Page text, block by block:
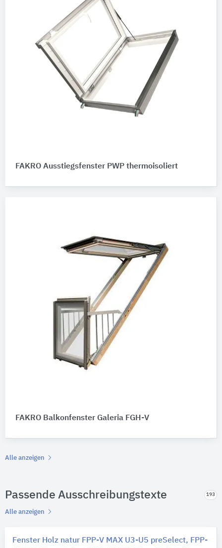
FAKRO Ausstiegsfenster PWP thermoisoliert
FAKRO Balkonfenster Galeria FGH-V
Alle anzeigen
Passende Ausschreibungstexte 193
Alle anzeigen
Fenster Holz natur FPP-V MAX U3-U5 preSelect, FPP-